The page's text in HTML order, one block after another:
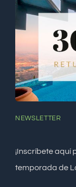
NEWSLETTER
¡Inscríbete aquí
temporada de